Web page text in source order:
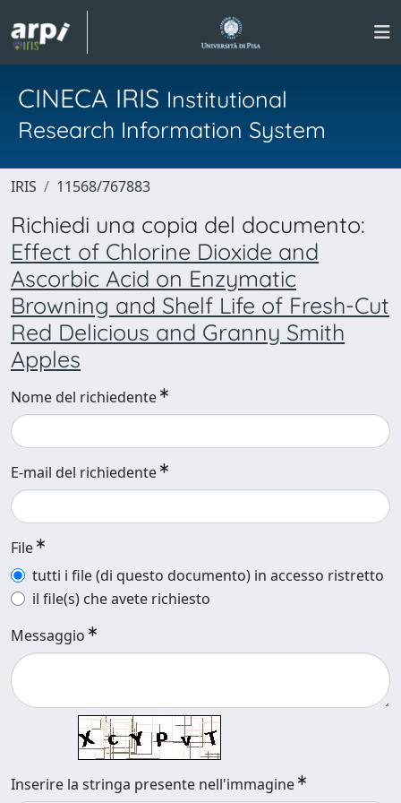
CINECA IRIS Institutional
Research Information System
IRIS 11568/767883
Richiedi una copia del documento:
Effect of Chlorine Dioxide and
Ascorbic Acid on Enzymatic
Browning and Shelf Life of Fresh-Cut
Red Delicious and Granny Smith
Apples
Nome del richiedente
E-mail del richiedente
File
tutti i file (di questo documento) in accesso ristretto
il file(s) che avete richiesto
Messaggio
Inserire la stringa presente nell'immagine